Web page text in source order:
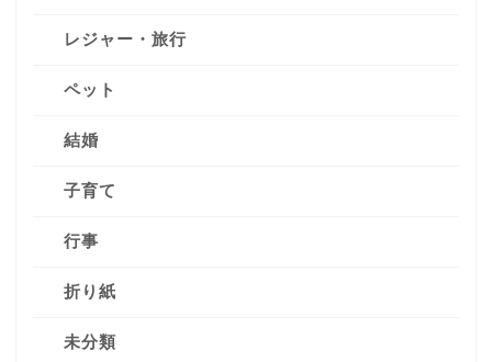
レジャー・旅行
ペット
結婚
子育て
行事
折り紙
未分類